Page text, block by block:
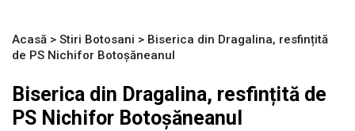
Acasă > Stiri Botosani > Biserica din Dragalina, resfințită
de PS Nichifor Botoșăneanul
Biserica din Dragalina, resfințită de
PS Nichifor Botoșăneanul